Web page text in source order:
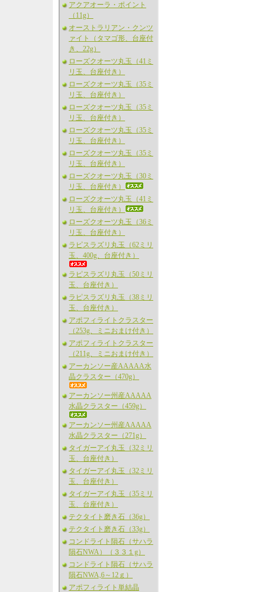
アクアオーラ・ポイント
（11g）
オーストラリアン・クンツ
ァイト（タマゴ形、台座付
き、22g）
ローズクオーツ丸玉（41ミ
リ玉、台座付き）
ローズクオーツ丸玉（35ミ
リ玉、台座付き）
ローズクオーツ丸玉（35ミ
リ玉、台座付き）
ローズクオーツ丸玉（35ミ
リ玉、台座付き）
ローズクオーツ丸玉（35ミ
リ玉、台座付き）
ローズクオーツ丸玉（30ミ
リ玉、台座付き）
ローズクオーツ丸玉（41ミ
リ玉、台座付き）
ローズクオーツ丸玉（36ミ
リ玉、台座付き）
ラピスラズリ丸玉（62ミリ
玉、400g、台座付き）
ラピスラズリ丸玉（50ミリ
玉、台座付き）
ラピスラズリ丸玉（38ミリ
玉、台座付き）
アポフィライトクラスター
（253g、ミニおまけ付き）
アポフィライトクラスター
（211g、ミニおまけ付き）
アーカンソー産AAAAA水
晶クラスター（470g）
アーカンソー州産AAAAA
水晶クラスター（459g）
アーカンソー州産AAAAA
水晶クラスター（271g）
タイガーアイ丸玉（32ミリ
玉、台座付き）
タイガーアイ丸玉（32ミリ
玉、台座付き）
タイガーアイ丸玉（35ミリ
玉、台座付き）
テクタイト磨き石（36g）
テクタイト磨き石（33g）
コンドライト隕石（サハラ
隕石NWA）（３３１g）
コンドライト隕石（サハラ
隕石NWA,6～12ｇ）
アポフィライト単結晶